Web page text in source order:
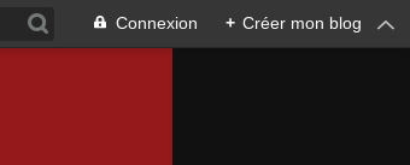
Connexion + Créer mon blog